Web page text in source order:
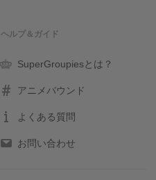
ヘルプ＆ガイド
SuperGroupiesとは？
アニメバウンド
よくある質問
お問い合わせ